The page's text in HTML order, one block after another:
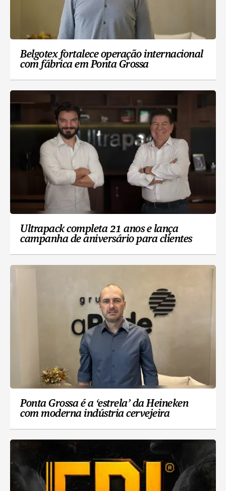
Belgotex fortalece operação internacional
com fábrica em Ponta Grossa
Ultrapack completa 21 anos e lança
campanha de aniversário para clientes
Ponta Grossa é a ‘estrela’ da Heineken
com moderna indústria cervejeira